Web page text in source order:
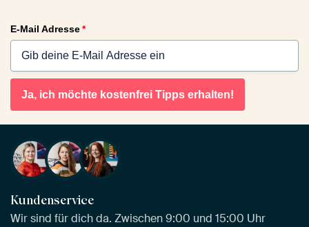
E-Mail Adresse*
Ja, ich möchte kostenfrei Tipps erhalten!
Kundenservice
Wir sind für dich da. Zwischen 9:00 und 15:00 Uhr